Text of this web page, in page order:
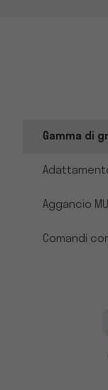
Gamma di
Aggancio
Comandi